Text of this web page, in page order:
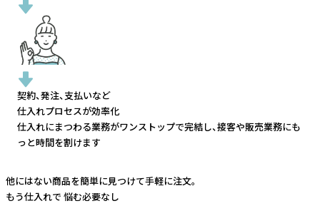
契約、発注、支払いなど
仕入れプロセスが効率化
仕入れにまつわる業務がワンストップで完結し、接客や販売業務にも
っと時間を割けます
他にはない商品を簡単に見つけて手軽に注文。
もう仕入れで 悩む必要なし